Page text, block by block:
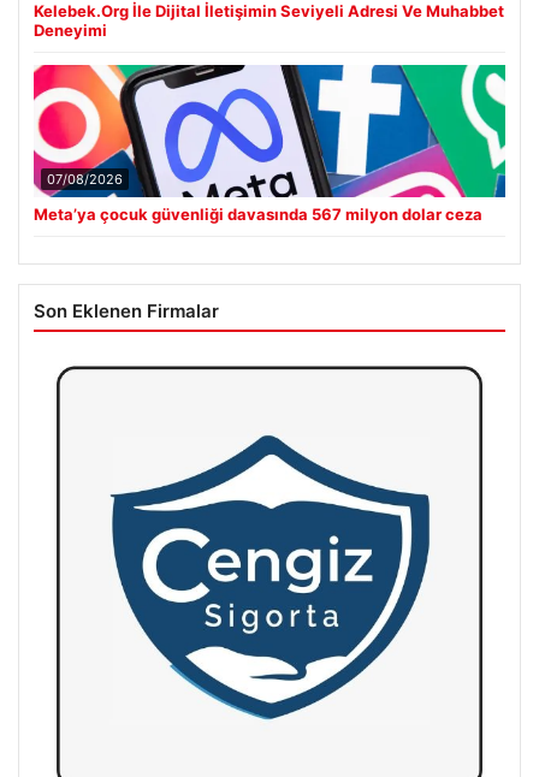
Kelebek.Org İle Dijital İletişimin Seviyeli Adresi Ve Muhabbet
Deneyimi
07/08/2026
Meta’ya çocuk güvenliği davasında 567 milyon dolar ceza
Son Eklenen Firmalar